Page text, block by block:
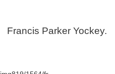
Francis Parker Yockey.